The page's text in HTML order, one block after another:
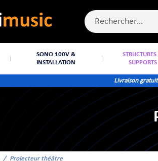
SONO 100V &
INSTALLATION
SUPPORTS
Livraison
Projecteur théâtre